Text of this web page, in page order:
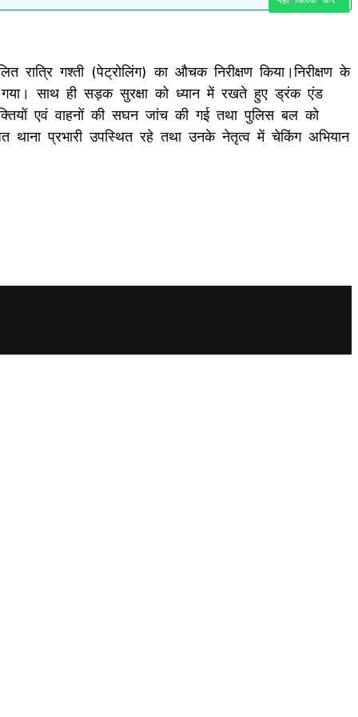
रात्रि गश्ती (पेट्रोलिंग) का औचक निरीक्षण किया।निरीक्षण के
गया। साथ ही सड़क सुरक्षा को ध्यान में रखते हुए ड्रंक एंड
एवं वाहनों की सघन जांच की गई तथा पुलिस बल को
थाना प्रभारी उपस्थित रहे तथा उनके नेतृत्व में चेकिंग अभियान